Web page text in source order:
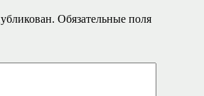
Обязательные поля